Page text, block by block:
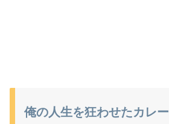
俺の人生を狂わせたカレー